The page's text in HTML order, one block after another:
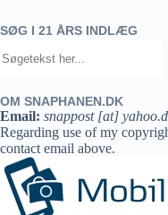
SØG I 21 ÅRS INDLÆG
OM SNAPHANEN.DK
Email: snappost [at]
Regarding use of my
contact email above.